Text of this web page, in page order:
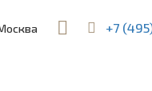
ул. +7